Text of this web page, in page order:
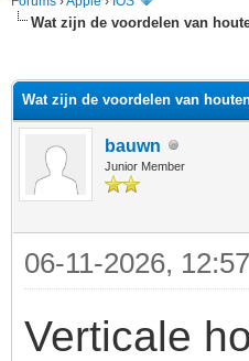
Wat zijn de voordelen van
Wat zijn de voordelen van
bauwn
Junior Member
06-11-2026,
Verticale